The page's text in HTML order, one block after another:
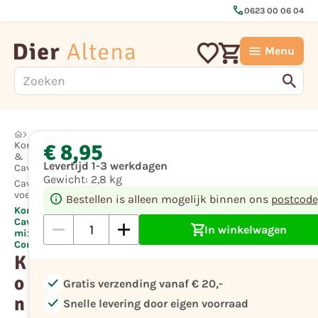
call0623 00 06 04
Menu
Konijn
&
Cavia
Cavia
voeding
KonaCorn
Cavia
mix
Compleet
K
o
n
€ 8,95
Levertijd 1-3 werkdagen
Gewicht: 2,8 kg
Bestellen is alleen mogelijk binnen ons
In winkelwagen
check Gratis verzending vanaf € 20,-
check Snelle levering door eigen voorraad